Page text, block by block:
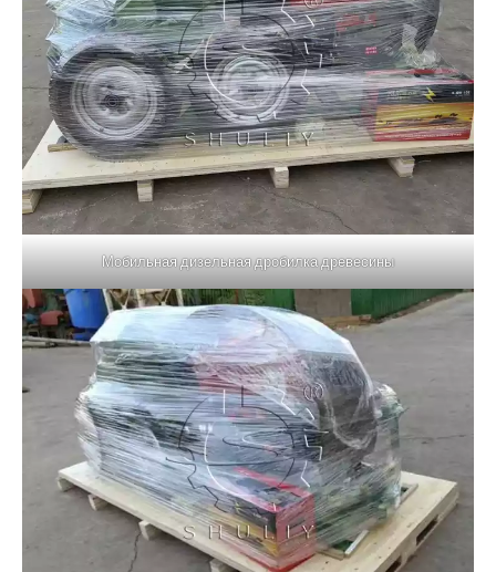
Мобильная дизельная дробилка древесины